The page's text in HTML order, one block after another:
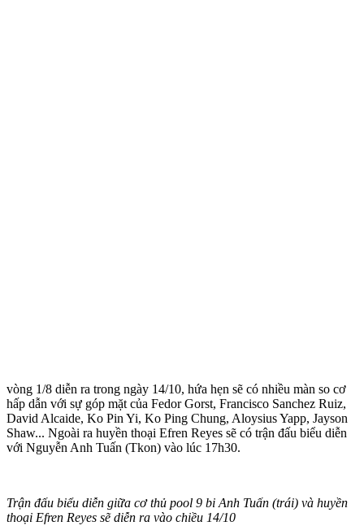
vòng 1/8 diễn ra trong ngày 14/10, hứa hẹn sẽ có nhiều màn so cơ
hấp dẫn với sự góp mặt của Fedor Gorst, Francisco Sanchez Ruiz,
David Alcaide, Ko Pin Yi, Ko Ping Chung, Aloysius Yapp, Jayson
Shaw... Ngoài ra huyền thoại Efren Reyes sẽ có trận đấu biểu diễn
với Nguyễn Anh Tuấn (Tkon) vào lúc 17h30.
Trận đấu biểu diễn giữa cơ thủ pool 9 bi Anh Tuấn (trái) và huyền
thoại Efren Reyes sẽ diễn ra vào chiều 14/10